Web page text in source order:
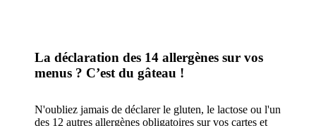
La déclaration des 14 allergènes sur vos
menus ? C’est du gâteau !
N'oubliez jamais de déclarer le gluten, le lactose ou l'un
des 12 autres allergènes obligatoires sur vos cartes et